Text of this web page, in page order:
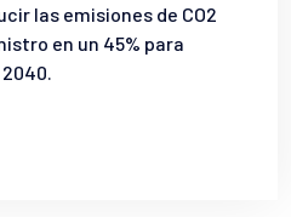
las emisiones de CO2
en un 45% para
2040.